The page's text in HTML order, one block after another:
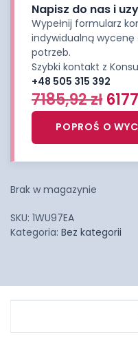
Napisz do nas i
Wypełnij formularz
indywidualną
potrzeb.
Szybki kontakt z
+48 505 315 392
7185,92zł
POPROŚ O
Brak w magazynie
SKU: 1WU97EA
Kategoria: Bez kategorii